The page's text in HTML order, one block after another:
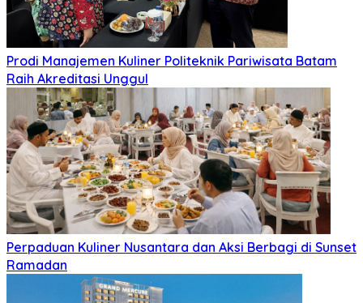
Prodi Manajemen Kuliner Politeknik Pariwisata Batam
Raih Akreditasi Unggul
Perpaduan Kuliner Nusantara dan Aksi Berbagi di Sunset
Ramadan